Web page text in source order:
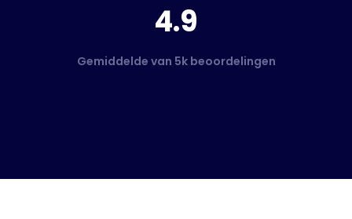
4.9
Gemiddelde van 5k beoordelingen